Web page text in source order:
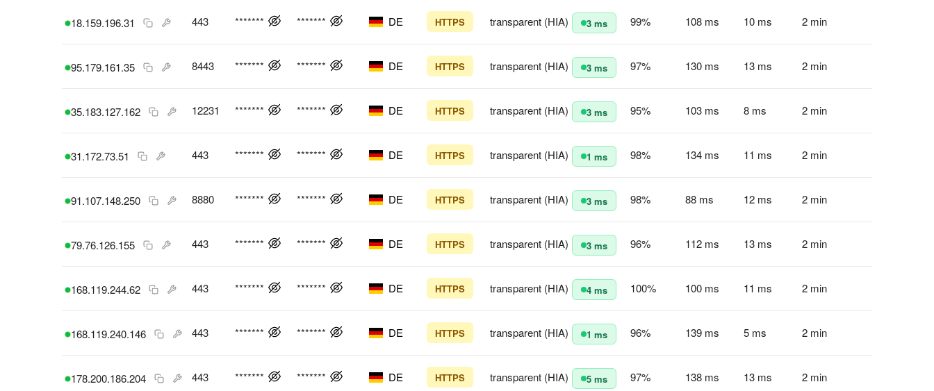
18.159.196.31 443 ******* ******* DE HTTPS transparent (HIA) 3 ms 99% 108 ms 10 ms 2 min
95.179.161.35 8443 ******* ******* DE HTTPS transparent (HIA) 3 ms 97% 130 ms 13 ms 2 min
35.183.127.162 12231 ******* ******* DE HTTPS transparent (HIA) 3 ms 95% 103 ms 8 ms 2 min
31.172.73.51 443 ******* ******* DE HTTPS transparent (HIA) 1 ms 98% 134 ms 11 ms 2 min
91.107.148.250 8880 ******* ******* DE HTTPS transparent (HIA) 3 ms 98% 88 ms 12 ms 2 min
79.76.126.155 443 ******* ******* DE HTTPS transparent (HIA) 3 ms 96% 112 ms 13 ms 2 min
168.119.244.62 443 ******* ******* DE HTTPS transparent (HIA) 4 ms 100% 100 ms 11 ms 2 min
168.119.240.146 443 ******* ******* DE HTTPS transparent (HIA) 1 ms 96% 139 ms 5 ms 2 min
178.200.186.204 443 ******* ******* DE HTTPS transparent (HIA) 5 ms 97% 138 ms 13 ms 2 min